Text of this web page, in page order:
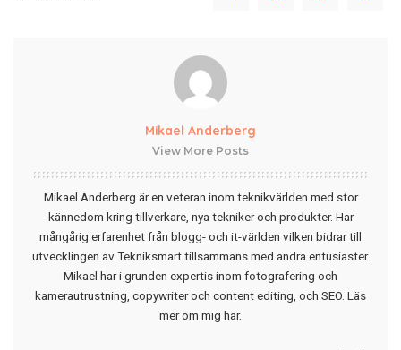
Mikael Anderberg
View More Posts
Mikael Anderberg är en veteran inom teknikvärlden med stor
kännedom kring tillverkare, nya tekniker och produkter. Har
mångårig erfarenhet från blogg- och it-världen vilken bidrar till
utvecklingen av Tekniksmart tillsammans med andra entusiaster.
Mikael har i grunden expertis inom fotografering och
kamerautrustning, copywriter och content editing, och SEO. Läs
mer om mig här.